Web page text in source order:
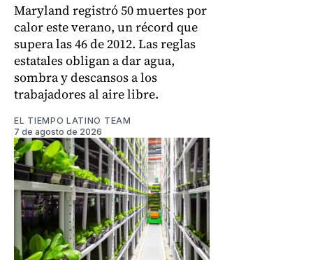
Maryland registró 50 muertes por
calor este verano, un récord que
supera las 46 de 2012. Las reglas
estatales obligan a dar agua,
sombra y descansos a los
trabajadores al aire libre.
EL TIEMPO LATINO TEAM
7 de agosto de 2026